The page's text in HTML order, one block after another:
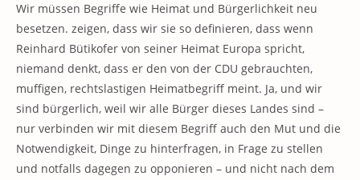
Wir müssen Begriffe wie Heimat und Bürgerlichkeit neu
besetzen. zeigen, dass wir sie so definieren, dass wenn
Reinhard Bütikofer von seiner Heimat Europa spricht,
niemand denkt, dass er den von der CDU gebrauchten,
muffigen, rechtslastigen Heimatbegriff meint. Ja, und wir
sind bürgerlich, weil wir alle Bürger dieses Landes sind –
nur verbinden wir mit diesem Begriff auch den Mut und die
Notwendigkeit, Dinge zu hinterfragen, in Frage zu stellen
und notfalls dagegen zu opponieren – und nicht nach dem